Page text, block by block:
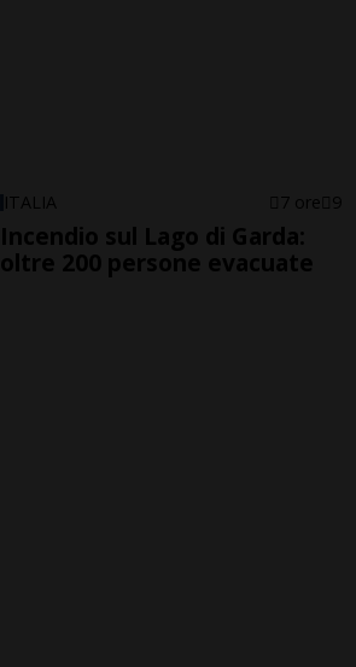
ITALIA 7 ore 9
Incendio sul Lago di Garda:
oltre 200 persone evacuate